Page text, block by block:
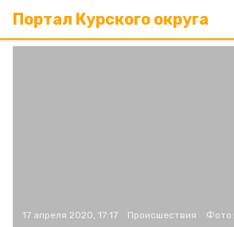
Портал Курского округа
17 апреля 2020, 17:17 Происшествия Фото: